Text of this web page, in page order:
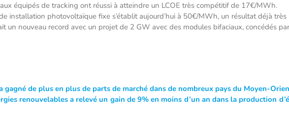
équipés de tracking ont réussi à atteindre un LCOE très compétitif de 17€/MWh.
installation photovoltaïque fixe s’établit aujourd’hui à 50€/MWh, un résultat déjà
un nouveau record avec un projet de 2 GW avec des modules bifaciaux, concédés
gagné de plus en plus de parts de marché dans de nombreux pays du Moyen-
renouvelables a relevé un gain de 9% en moins d’un an dans la production